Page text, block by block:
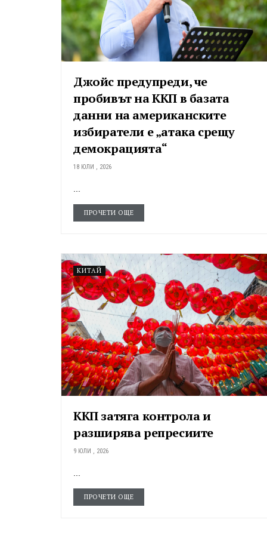
Джойс предупреди, че
пробивът на ККП в базата
данни на американските
избиратели е „атака срещу
демокрацията“
18 ЮЛИ , 2026
ПРОЧЕТИ ОЩЕ
КИТАЙ
ККП затяга контрола и
разширява репресиите
9 ЮЛИ , 2026
...
ПРОЧЕТИ ОЩЕ